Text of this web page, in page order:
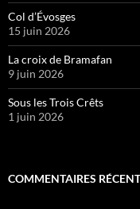
Col d’Évosges
15 juin 2026
La croix de Bramafan
9 juin 2026
Sous les Trois Crêts
1 juin 2026
COMMENTAIRES